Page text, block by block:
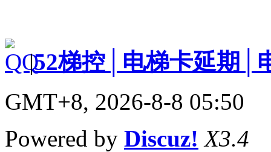
|52梯控│电梯卡延期│
GMT+8, 2026-8-8 05:50
Powered by Discuz! X3.4